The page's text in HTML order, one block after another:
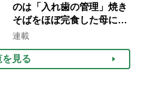
のは「入れ歯の管理」焼き
そばをほぼ完食した母に息
子が血の気が引いた理由
連載
を見る